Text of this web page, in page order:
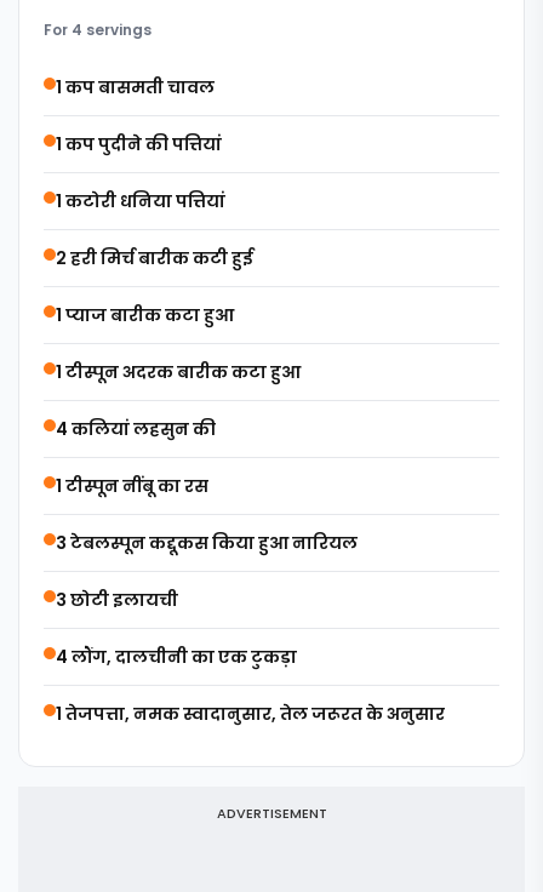
For 4 servings
1 कप बासमती चावल
1 कप पुदीने की पत्तियां
1 कटोरी धनिया पत्तियां
2 हरी मिर्च बारीक कटी हुई
1 प्याज बारीक कटा हुआ
1 टीस्पून अदरक बारीक कटा हुआ
4 कलियां लहसुन की
1 टीस्पून नींबू का रस
3 टेबलस्पून कद्दूकस किया हुआ नारियल
3 छोटी इलायची
4 लौंग, दालचीनी का एक टुकड़ा
1 तेजपत्ता, नमक स्वादानुसार, तेल जरूरत के अनुसार
ADVERTISEMENT